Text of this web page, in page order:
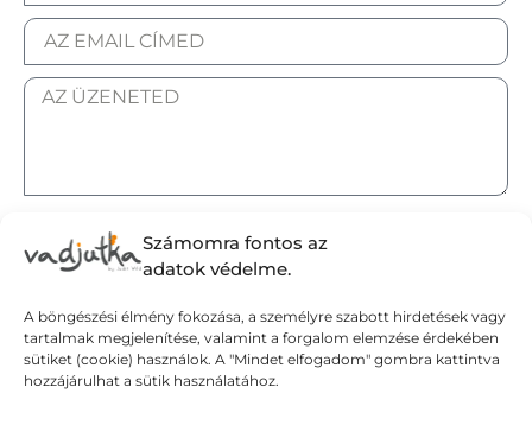
Számomra fontos az
adatok védelme.
A böngészési élmény fokozása, a személyre szabott hirdetések vagy
tartalmak megjelenítése, valamint a forgalom elemzése érdekében
sütiket (cookie) használok. A "Mindet elfogadom" gombra kattintva
hozzájárulhat a sütik használatához.
Elküldöm